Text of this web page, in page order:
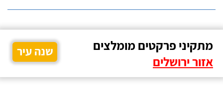
מתקיני פרקטים מומלצים
אזור ירושלים
שנה עיר